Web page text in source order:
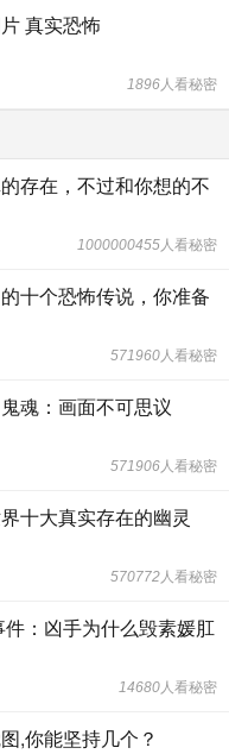
真实恐怖
1896 人看秘密
存在，不过和你想的不
1000000455 人看秘密
十个恐怖传说，你准备
571960 人看秘密
魂：画面不可思议
571906 人看秘密
十大真实存在的幽灵
570772 人看秘密
：凶手为什么毁素媛肛
14680 人看秘密
,你能坚持几个？